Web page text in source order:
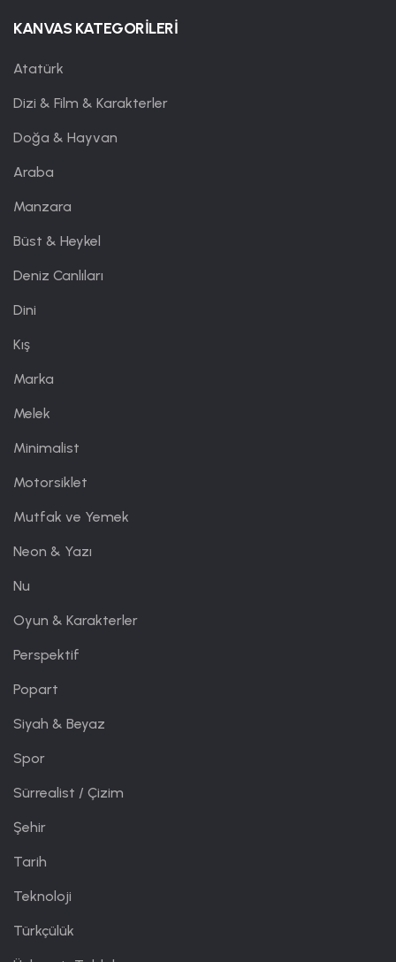
KANVAS KATEGORİLERİ
Atatürk
Dizi & Film & Karakterler
Doğa & Hayvan
Araba
Manzara
Büst & Heykel
Deniz Canlıları
Dini
Kış
Marka
Melek
Minimalist
Motorsiklet
Mutfak ve Yemek
Neon & Yazı
Nu
Oyun & Karakterler
Perspektif
Popart
Siyah & Beyaz
Spor
Sürrealist / Çizim
Şehir
Tarih
Teknoloji
Türkçülük